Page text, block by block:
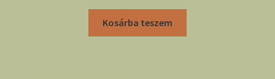
Kosárba teszem